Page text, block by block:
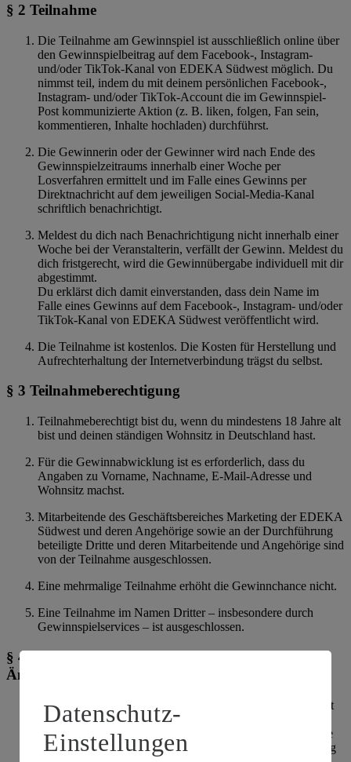
§ 2 Teilnahme
Die Teilnahme am Gewinnspiel ist ausschließlich online über
den Gewinnspielbeitrag auf dem Facebook-, Instagram-
und/oder TikTok-Kanal von EDEKA Südwest möglich. Du
nimmst teil, indem du mit deinem persönlichen Facebook-,
Instagram- und/oder TikTok-Account die im Gewinnspiel-
Post kommunizierte Aktion (z. B. liken, folgen, Fan sein,
kommentieren, Inhalte hochladen) durchführst.
Die Gewinnerin oder der Gewinner wird nach Ende des
Gewinnspielzeitraums innerhalb einer Woche per
Losverfahren ermittelt und im Falle eines Gewinns per
Direktnachricht auf dem jeweiligen Social-Media-Kanal
schriftlich benachrichtigt.
Meldest du dich nach Benachrichtigung nicht innerhalb einer
Woche bei der Veranstalterin, verfällt der Gewinn. Meldest du
dich fristgerecht, wird die Gewinnübergabe individuell mit dir
abgestimmt.
Du erklärst dich damit einverstanden, dass dein Name im
Falle eines Gewinns auf dem Facebook-, Instagram- und/oder
TikTok-Kanal von EDEKA Südwest veröffentlicht wird.
Die Teilnahme ist kostenlos. Die Kosten für Herstellung und
Aufrechterhaltung der Internetverbindung trägst du selbst.
§ 3 Teilnahmeberechtigung
Teilnahmeberechtigt bist du, wenn du mindestens 18 Jahre alt
bist und deinen ständigen Wohnsitz in Deutschland hast.
Für die Gewinnabwicklung ist es erforderlich, dass du
Angaben zu Vorname, Nachname, E-Mail-Adresse und
Wohnsitz machst.
Mitarbeitende des Geschäftsbereiches Marketing der EDEKA
Südwest und deren Angehörige sowie an der Durchführung
beteiligte Dritte und deren Mitarbeitende und Angehörige sind
von der Teilnahme ausgeschlossen.
Eine mehrmalige Teilnahme erhöht die Gewinnchance nicht.
Eine Teilnahme im Namen Dritter – insbesondere durch
Gewinnspielservices – ist ausgeschlossen.
§ 4 Vorzeitige Beendigung des Gewinnspiels /
Änderung der Teilnahmebedingungen
Die Veranstalterin behält sich vor, das Gewinnspiel jederzeit
ohne Vorankündigung und ohne Angabe von Gründen
vorzeitig zu beenden – insbesondere dann, wenn technische
oder rechtliche Gründe eine ordnungsgemäße Durchführung
Datenschutz-
Einstellungen